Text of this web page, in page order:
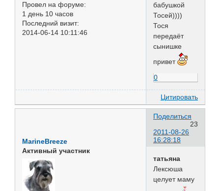
Провел на форуме:
1 день 10 часов
Последний визит:
2014-06-14 10:11:46
бабушкой
Тосей))))
Тося
передаёт
сынишке
привет
0
Цитировать
Поделиться
23
2011-08-26
16:28:18
MarineBreeze
Активный участник
татьяна
Лексюша
целует маму